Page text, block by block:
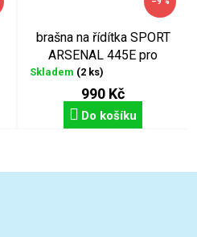
brašna na řídítka SPORT
ARSENAL 445E pro
elektrokola
Skladem (2 ks)
990 Kč
Do košíku